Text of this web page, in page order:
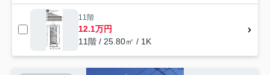
11階
12.1万円
11階 / 25.80㎡ / 1K